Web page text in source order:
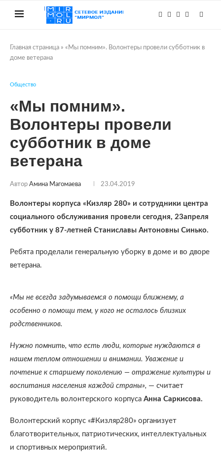
Главная страница » «Мы помним». Волонтеры провели субботник в
доме ветерана
Общество
«Мы помним».
Волонтеры провели
субботник в доме
ветерана
Автор Амина Магомаева 23.04.2019
Волонтеры корпуса «Кизляр 280» и сотрудники центра
социального обслуживания провели сегодня, 23апреля
субботник у 87-летней Станиславы Антоновны Синько.
Ребята проделали генеральную уборку в доме и во дворе
ветерана.
«Мы не всегда задумываемся о помощи ближнему, а
особенно о помощи тем, у кого не осталось близких
родственников.
Нужно помнить, что есть люди, которые нуждаются в
нашем теплом отношении и внимании. Уважение и
почтение к старшему поколению — отражение культуры и
воспитания населения каждой страны», — считает
руководитель волонтерского корпуса Анна Саркисова.
Волонтерский корпус «#Кизляр280» организует
благотворительных, патриотических, интеллектуальных
и спортивных мероприятий.